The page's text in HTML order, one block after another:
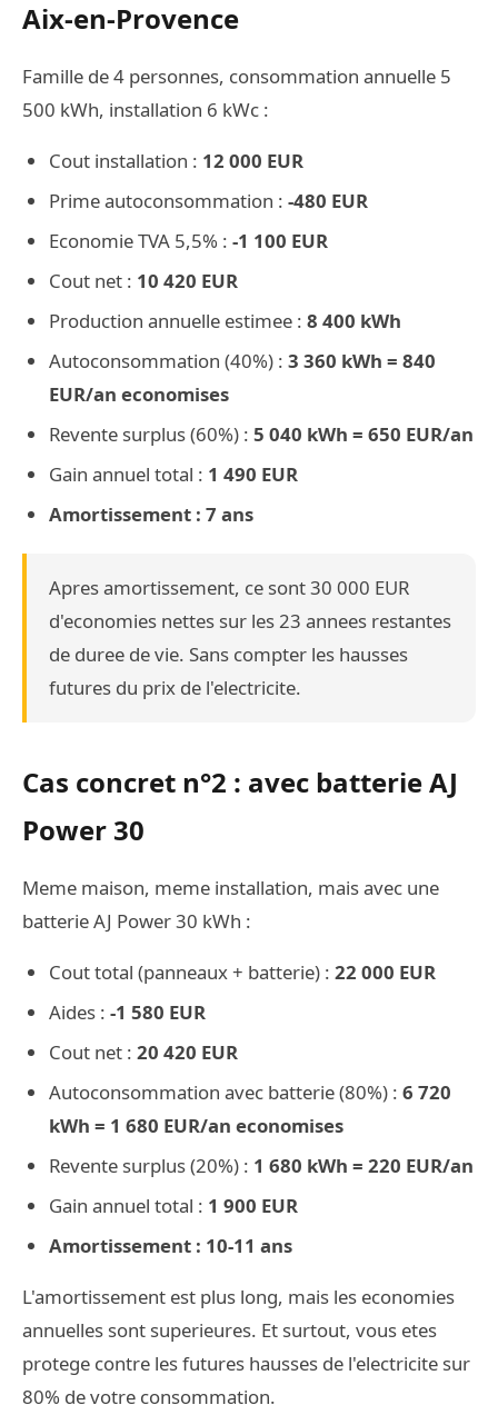
Aix-en-Provence
Famille de 4 personnes, consommation annuelle 5
500 kWh, installation 6 kWc :
Cout installation : 12 000 EUR
Prime autoconsommation : -480 EUR
Economie TVA 5,5% : -1 100 EUR
Cout net : 10 420 EUR
Production annuelle estimee : 8 400 kWh
Autoconsommation (40%) : 3 360 kWh = 840
EUR/an economises
Revente surplus (60%) : 5 040 kWh = 650 EUR/an
Gain annuel total : 1 490 EUR
Amortissement : 7 ans
Apres amortissement, ce sont 30 000 EUR
d'economies nettes sur les 23 annees restantes
de duree de vie. Sans compter les hausses
futures du prix de l'electricite.
Cas concret n°2 : avec batterie AJ
Power 30
Meme maison, meme installation, mais avec une
batterie AJ Power 30 kWh :
Cout total (panneaux + batterie) : 22 000 EUR
Aides : -1 580 EUR
Cout net : 20 420 EUR
Autoconsommation avec batterie (80%) : 6 720
kWh = 1 680 EUR/an economises
Revente surplus (20%) : 1 680 kWh = 220 EUR/an
Gain annuel total : 1 900 EUR
Amortissement : 10-11 ans
L'amortissement est plus long, mais les economies
annuelles sont superieures. Et surtout, vous etes
protege contre les futures hausses de l'electricite sur
80% de votre consommation.